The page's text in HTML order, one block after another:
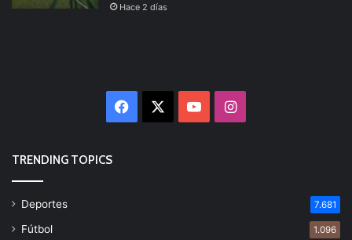
Hace 2 días
Facebook YouTubeInstagram
TRENDING TOPICS
Deportes 7.681
Fútbol 1.096